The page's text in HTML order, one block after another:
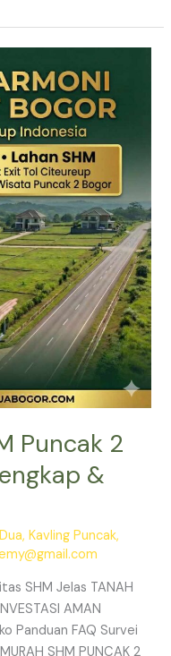
Puncak 2
&
,Kavling Puncak,
SHM Jelas TANAH
AMAN
Panduan FAQ Survei
SHM PUNCAK 2